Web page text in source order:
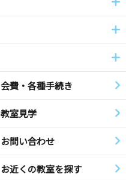
会費・各種手続き
教室見学
お問い合わせ
お近くの教室を探す